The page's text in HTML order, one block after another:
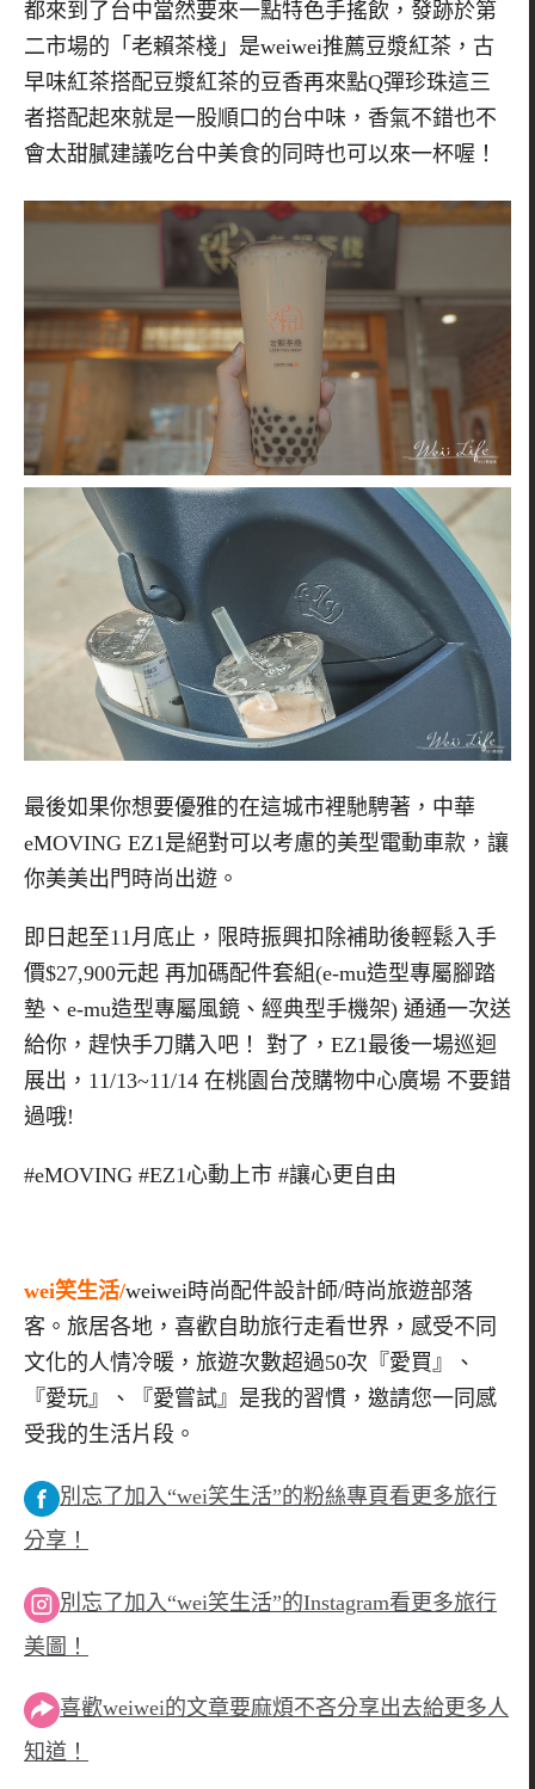
都來到了台中當然要來一點特色手搖飲，發跡於第
二市場的「老賴茶棧」是weiwei推薦豆漿紅茶，古
早味紅茶搭配豆漿紅茶的豆香再來點Q彈珍珠這三
者搭配起來就是一股順口的台中味，香氣不錯也不
會太甜膩建議吃台中美食的同時也可以來一杯喔！
最後如果你想要優雅的在這城市裡馳騁著，中華
eMOVING EZ1是絕對可以考慮的美型電動車款，讓
你美美出門時尚出遊。
即日起至11月底止，限時振興扣除補助後輕鬆入手
價$27,900元起 再加碼配件套組(e-mu造型專屬腳踏
墊、e-mu造型專屬風鏡、經典型手機架) 通通一次送
給你，趕快手刀購入吧！ 對了，EZ1最後一場巡迴
展出，11/13~11/14 在桃園台茂購物中心廣場 不要錯
過哦!
#eMOVING #EZ1心動上市 #讓心更自由
wei笑生活/weiwei時尚配件設計師/時尚旅遊部落
客。旅居各地，喜歡自助旅行走看世界，感受不同
文化的人情冷暖，旅遊次數超過50次『愛買』、
『愛玩』、『愛嘗試』是我的習慣，邀請您一同感
受我的生活片段。
別忘了加入“wei笑生活”的粉絲專頁看更多旅行
分享！
別忘了加入“wei笑生活”的Instagram看更多旅行
美圖！
喜歡weiwei的文章要麻煩不吝分享出去給更多人
知道！